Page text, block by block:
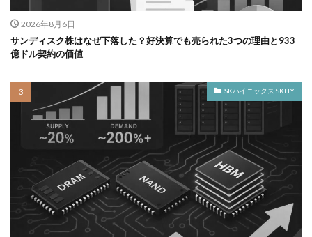
2026年8月6日
サンディスク株はなぜ下落した？好決算でも売られた3つの理由と933
億ドル契約の価値
SKハイニックス SKHY